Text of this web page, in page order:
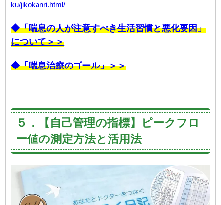
ku/jikokanri.html/
◆「喘息の人が注意すべき生活習慣と悪化要因」
について＞＞
◆「喘息治療のゴール」＞＞
５．【自己管理の指標】ピークフロ
ー値の測定方法と活用法